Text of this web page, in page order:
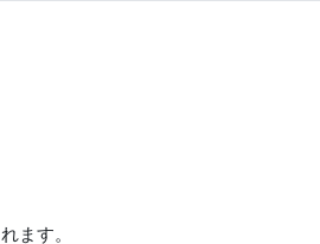
ます。